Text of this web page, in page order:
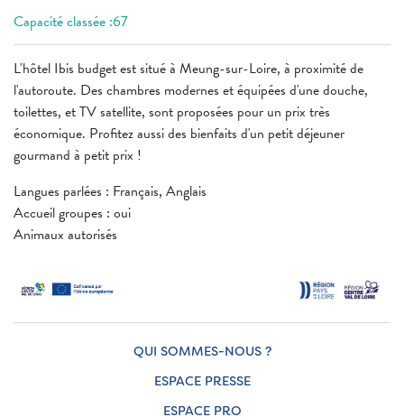
L'hôtel Ibis budget est situé à Meung-sur-Loire, à proximité de
l'autoroute. Des chambres modernes et équipées d'une douche,
toilettes, et TV satellite, sont proposées pour un prix très
économique. Profitez aussi des bienfaits d'un petit déjeuner
gourmand à petit prix !
Langues parlées : Français, Anglais
Accueil groupes : oui
Animaux autorisés
Capacité classée :67
QUI SOMMES-NOUS ?
ESPACE PRESSE
ESPACE PRO